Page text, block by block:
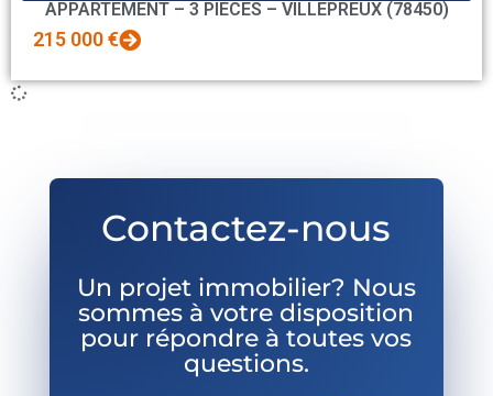
APPARTEMENT – 3 PIECES – VILLEPREUX (78450)
215 000 €
Contactez-nous
Un projet immobilier? Nous
sommes à votre disposition
pour répondre à toutes vos
questions.